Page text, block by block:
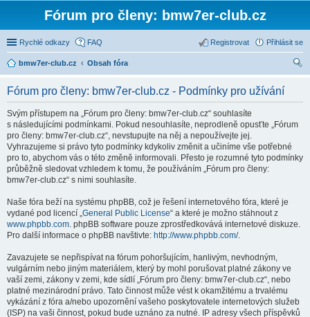
Fórum pro členy: bmw7er-club.cz
Rychlé odkazy FAQ Přihlásit se
Registrovat
bmw7er-club.cz
Obsah fóra
Fórum pro členy: bmw7er-club.cz - Podmínky pro užívání
Svým přístupem na „Fórum pro členy: bmw7er-club.cz“ souhlasíte
s následujícími podmínkami. Pokud nesouhlasíte, neprodleně opusťte „Fórum
pro členy: bmw7er-club.cz“, nevstupujte na něj a nepoužívejte jej.
Vyhrazujeme si právo tyto podmínky kdykoliv změnit a učiníme vše potřebné
pro to, abychom vás o této změně informovali. Přesto je rozumné tyto podmínky
průběžně sledovat vzhledem k tomu, že používáním „Fórum pro členy:
bmw7er-club.cz“ s nimi souhlasíte.
Naše fóra beží na systému phpBB, což je řešení internetového fóra, které je
vydané pod licencí „General Public License“ a které je možno stáhnout z
www.phpbb.com. phpBB software pouze zprostředkovává internetové diskuze.
Pro další informace o phpBB navštivte: http://www.phpbb.com/.
Zavazujete se nepřispívat na fórum pohoršujícím, hanlivým, nevhodným,
vulgárním nebo jiným materiálem, který by mohl porušovat platné zákony ve
vaší zemi, zákony v zemi, kde sídlí „Fórum pro členy: bmw7er-club.cz“, nebo
platné mezinárodní právo. Tato činnost může vést k okamžitému a trvalému
vykázání z fóra a/nebo upozornění vašeho poskytovatele internetových služeb
(ISP) na vaši činnost, pokud bude uznáno za nutné. IP adresy všech příspěvků